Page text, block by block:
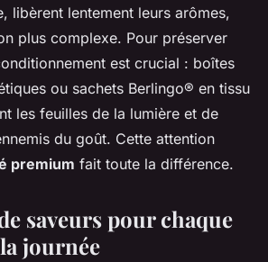
libèrent lentement leurs arômes,
plus complexe. Pour préserver
est crucial : boîtes
ou sachets Berlingo® en tissu
les feuilles de la lumière et de
du goût. Cette attention
premium fait toute la différence.
saveurs pour chaque
journée